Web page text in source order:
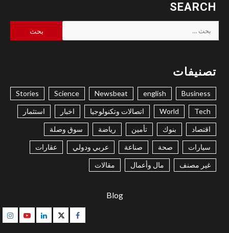
SEARCH
البحث
عن:
تصنيفات
Business
english
Newsbeat
Science
Stories
Tech
World اتصالات وتكنولوجيا اخبار استثمار
اقتصاد بنوك تأمين رياضة سوق وصلة
سيارات صحة صناعة عربي ودولي عقارات
غير مصنف مال وأعمال مقالات
Blog
Facebook
Twitter
Linkedin
Youtube